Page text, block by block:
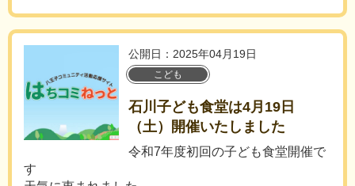
公開日：2025年04月19日
こども
石川子ども食堂は4月19日
（土）開催いたしました
令和7年度初回の子ども食堂開催で
す